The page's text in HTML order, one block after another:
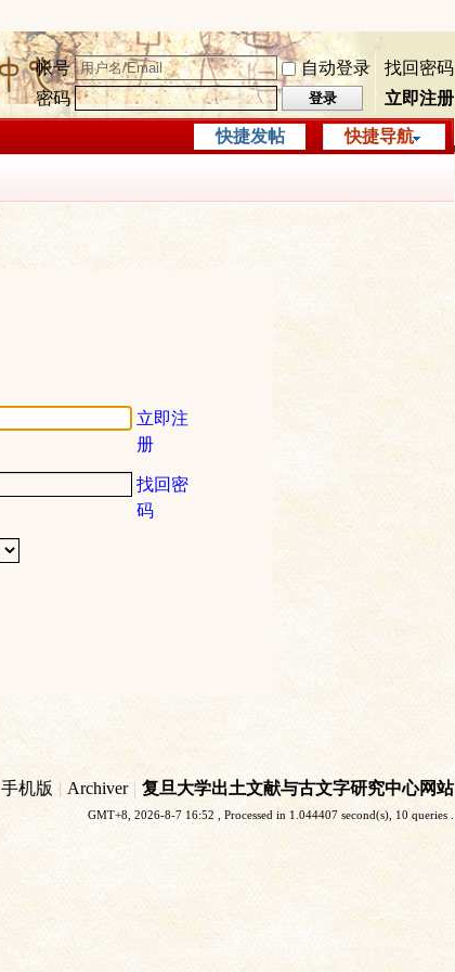
帐号 自动登录
找回密码
密码
登录 立即注册
快捷导航
快捷发帖
立即注
册
找回密
码
手机版 | Archiver | 复旦大学出土文献与古文字研究中心网站
GMT+8, 2026-8-7 16:52 , Processed in 1.044407 second(s), 10 queries .